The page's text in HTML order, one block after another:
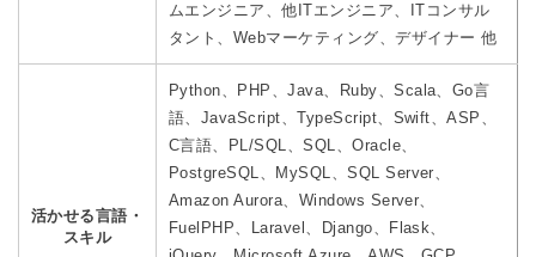
ムエンジニア、他ITエンジニア、ITコンサル
タント、Webマーケティング、デザイナー 他
活かせる言語・
スキル
Python、PHP、Java、Ruby、Scala、Go言
語、JavaScript、TypeScript、Swift、ASP、
C言語、PL/SQL、SQL、Oracle、
PostgreSQL、MySQL、SQL Server、
Amazon Aurora、Windows Server、
FuelPHP、Laravel、Django、Flask、